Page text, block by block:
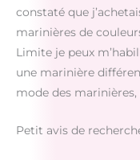
constaté que
marinières de
Limite je peux
une marinière
mode des marinières,
Petit avis de